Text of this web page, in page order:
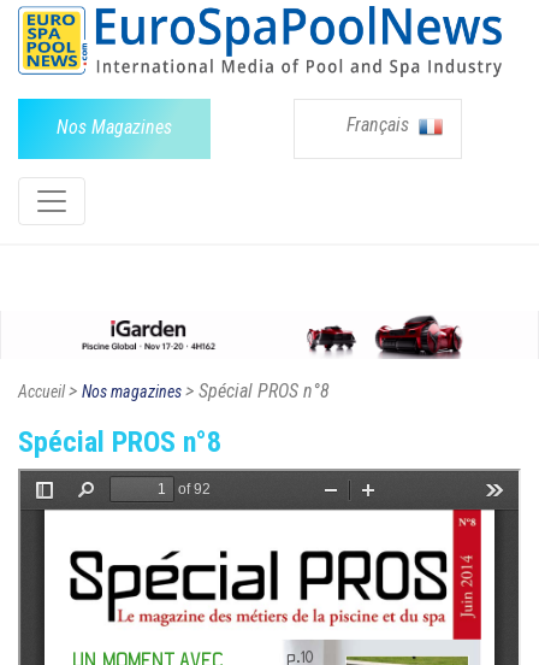
Nos Magazines Français
Accueil> Nos magazines> Spécial PROS n°8
Spécial PROS n°8